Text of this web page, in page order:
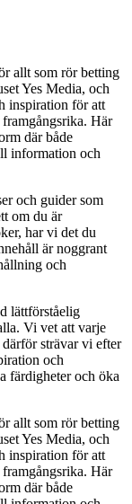
allt som rör betting
Yes Media, och
inspiration för att
framgångsrika. Här
där både
information och
och guider som
om du är
har vi det du
är noggrant
och
lättförståelig
Vi vet att varje
strävar vi efter
och
färdigheter och öka
allt som rör betting
Yes Media, och
inspiration för att
framgångsrika. Här
där både